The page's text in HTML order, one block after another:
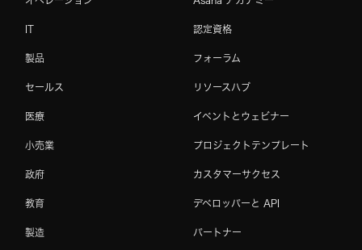
IT
製品
セールス
医療
小売業
政府
教育
製造
認定資格
フォーラム
リソースハブ
イベントとウェビナー
プロジェクトテンプレート
カスタマーサクセス
デベロッパーと API
パートナー